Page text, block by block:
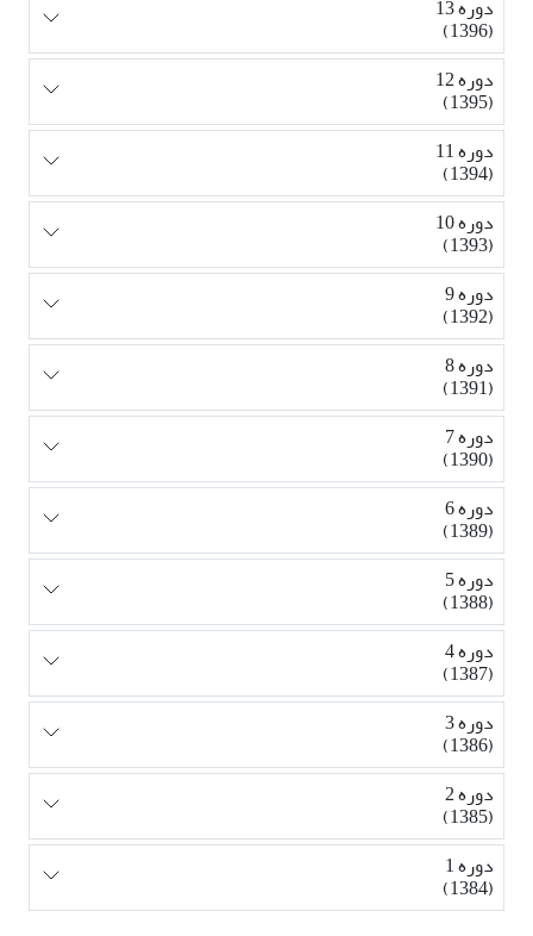
دوره 13
(1396)
دوره 12
(1395)
دوره 11
(1394)
دوره 10
(1393)
دوره 9
(1392)
دوره 8
(1391)
دوره 7
(1390)
دوره 6
(1389)
دوره 5
(1388)
دوره 4
(1387)
دوره 3
(1386)
دوره 2
(1385)
دوره 1
(1384)